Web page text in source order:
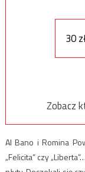
30
Zobacz
Al Bano i Romina
„Felicita” czy